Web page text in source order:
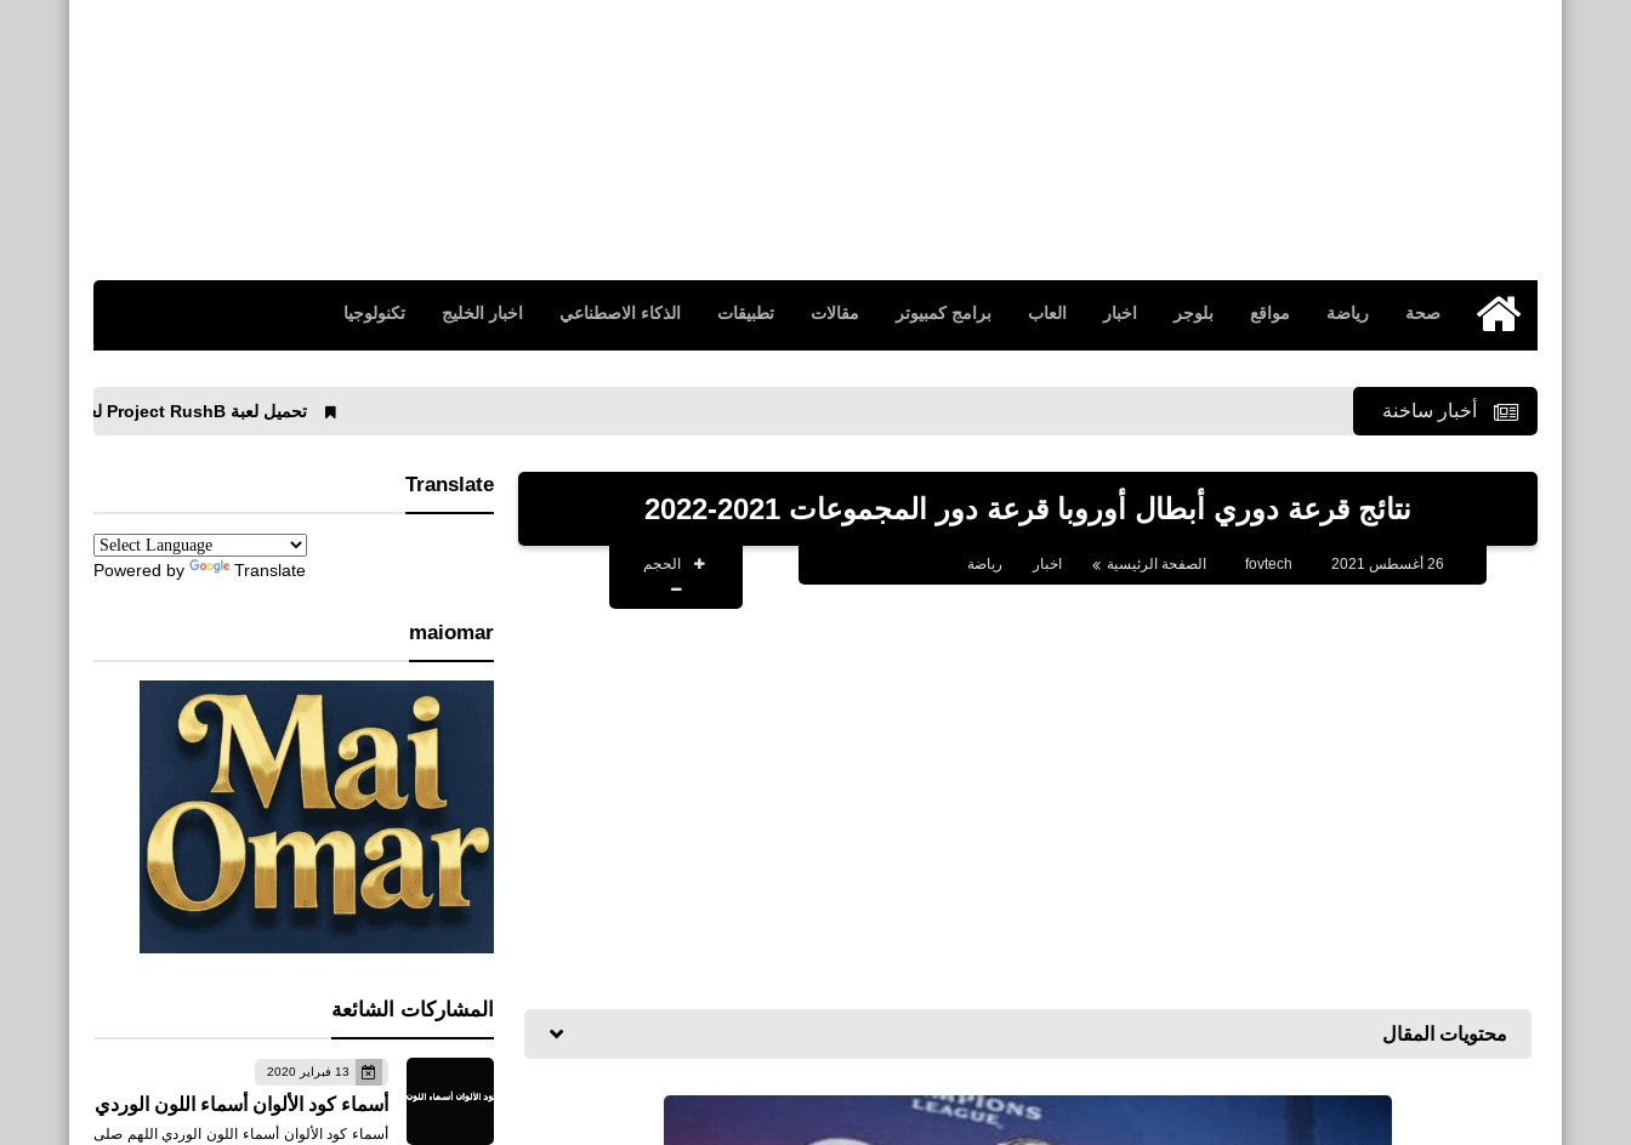
الرئيسية
صحة رياضة مواقع بلوجر اخبار العاب برامج كمبيوتر مقالات تطبيقات الذكاء الاصطناعي اخبار الخليج تكنولوجيا
أخبار ساخنة تحميل لعبة Project RushB لعبة إطلاق نار الجديدة
نتائج قرعة دوري أبطال أوروبا قرعة دور المجموعات 2021-2022
fovtech الصفحة الرئيسية اخبار رياضة الحجم
محتويات المقال
Translate
Powered by Translate
maiomar
المشاركات الشائعة
13 فبراير 2020
أسماء كود الألوان أسماء اللون الوردي
أسماء كود الألوان أسماء اللون الوردي اللهم صلى